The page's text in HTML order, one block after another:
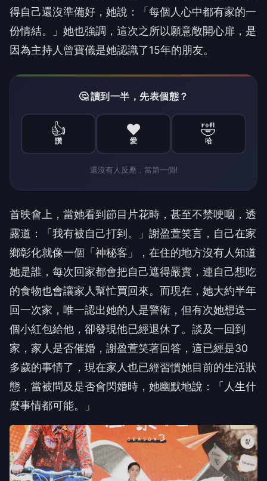
得自己還沒準備好，她說：「 每個人心中都有家的一
份情結。」她也強調， 這次之所以願意敞開心扉，是
因為主持人曾寶儀是她認識了15年的朋友。
🤔 讀到一半，先表個態？
👍
讚
❤️
愛
🤣
哈
還沒有人反應，當第一個!
首映會上，當她看到節目片花時，甚至不禁哽咽，透
露道：
「我有被自己打到。」謝盈萱笑言，自己在家
鄉彰化就像一個「 神秘客」，在住的地方沒有人知道
她是誰， 每次回家都會把自己遮得嚴實， 連自己想吃
的食物也會讓家人幫忙買回來。而現在， 她大約半年
回一次家，唯一認出她的人是警衛， 但有次她想送一
個小紅包給他，卻發現他已經退休了。 談及一回到
家，家人是否催婚，謝盈萱笑著回答，這已經是30
多歲的事情了，現在家人也已經習慣她目前的生活狀
態， 當被問及是否會閃婚時，她幽默地說：「人生什
麼事情都可能。」